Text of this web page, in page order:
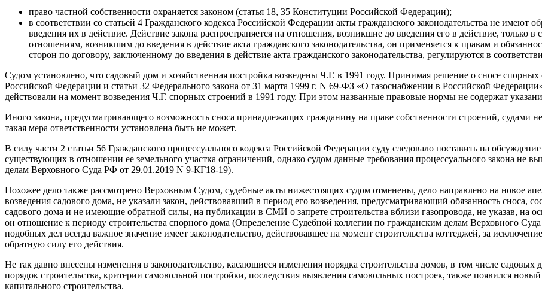
право частной собственности охраняется законом (статья 18, 35 Конституции Российской Федерации);
в соответствии со статьей 4 Гражданского кодекса Российской Федерации акты гражданского законодательства не
введения их в действие. Действие закона распространяется на отношения, возникшие до введения его в действие, только
отношениям, возникшим до введения в действие акта гражданского законодательства, он применяется к правам и
сторон по договору, заключенному до введения в действие акта гражданского законодательства, регулируются в
Судом установлено, что садовый дом и хозяйственная постройка возведены Ч.Г. в 1991 году. Принимая решение о сносе спорных
Российской Федерации и статьи 32 Федерального закона от 31 марта 1999 г. N 69-ФЗ «О газоснабжении в Российской
действовали на момент возведения Ч.Г. спорных строений в 1991 году. При этом названные правовые нормы не содержат
Иного закона, предусматривающего возможность сноса принадлежащих гражданину на праве собственности строений, судами
такая мера ответственности установлена быть не может.
В силу части 2 статьи 56 Гражданского процессуального кодекса Российской Федерации суду следовало поставить на
существующих в отношении ее земельного участка ограничений, однако судом данные требования процессуального закона не
делам Верховного Суда РФ от 29.01.2019 N 9-КГ18-19).
Похожее дело также рассмотрено Верховным Судом, судебные акты нижестоящих судом отменены, дело направлено на новое
возведения садового дома, не указали закон, действовавший в период его возведения, предусматривающий обязанность сноса,
садового дома и не имеющие обратной силы, на публикации в СМИ о запрете строительства вблизи газопровода, не указав, на
он отношение к периоду строительства спорного дома (Определение Судебной коллегии по гражданским делам Верховного
подобных дел всегда важное значение имеет законодательство, действовавшее на момент строительства коттеджей, за
обратную силу его действия.
Не так давно внесены изменения в законодательство, касающиеся изменения порядка строительства домов, в том числе
порядок строительства, критерии самовольной постройки, последствия выявления самовольных построек, также появился
капитального строительства.